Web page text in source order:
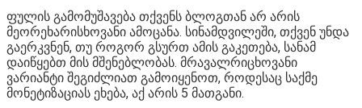
ფულის გამომუშავება თქვენს ბლოგთან არ არის
მეორეხარისხოვანი ამოცანა. სინამდვილეში, თქვენ უნდა
გაერკვნენ, თუ როგორ გსურთ ამის გაკეთება, სანამ
დაიწყებთ მის მშენებლობას. მრავალრიცხოვანი
ვარიანტი შეგიძლიათ გამოიყენოთ, როდესაც საქმე
მონეტიზაციას ეხება, აქ არის 5 მათგანი.